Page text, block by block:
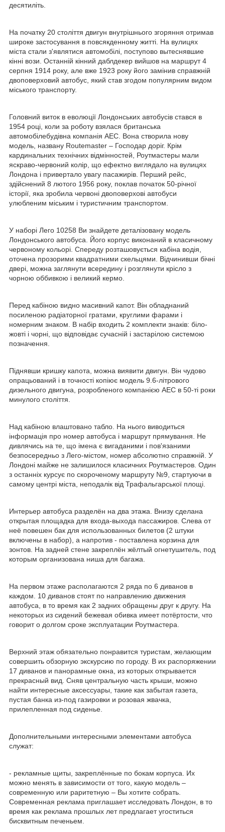
десятиліть.
На початку 20 століття двигун внутрішнього згоряння отримав
широке застосування в повсякденному житті. На вулицях
міста стали з'являтися автомобілі, поступово вытеснявшие
кінні вози. Останній кінний даблдекер вийшов на маршрут 4
серпня 1914 року, але вже 1923 року його замінив справжній
двоповерховий автобус, який став згодом популярним видом
міського транспорту.
Головний виток в еволюції Лондонських автобусів стався в
1954 році, коли за роботу взялася британська
автомобілебудівна компанія AEC. Вона створила нову
модель, названу Routemaster – Господар доріг. Крім
кардинальних технічних відмінностей, Роутмастеры мали
яскраво-червоний колір, що ефектно виглядало на вулицях
Лондона і привертало увагу пасажирів. Перший рейс,
здійснений 8 лютого 1956 року, поклав початок 50-річної
історії, яка зробила червоні двоповерхові автобуси
улюбленим міським і туристичним транспортом.
У наборі Лего 10258 Ви знайдете деталізовану модель
Лондонського автобуса. Його корпус виконаний в класичному
червоному кольорі. Спереду розташовується кабіна водія,
оточена прозорими квадратними скельцями. Відчинивши бічні
двері, можна заглянути всередину і розглянути крісло з
чорною оббивкою і великий кермо.
Перед кабіною видно масивний капот. Він обладнаний
посиленою радіаторної гратами, круглими фарами і
номерним знаком. В набір входить 2 комплекти знаків: біло-
жовті і чорні, що відповідає сучасній і застарілою системою
позначення.
Піднявши кришку капота, можна виявити двигун. Він чудово
опрацьований і в точності копіює модель 9.6-літрового
дизельного двигуна, розробленого компанією AEC в 50-ті роки
минулого століття.
Над кабіною влаштовано табло. На нього виводиться
інформація про номер автобуса і маршрут прямування. Не
дивлячись на те, що імена є вигаданими і пов'язаними
безпосередньо з Лего-містом, номер абсолютно справжній. У
Лондоні майже не залишилося класичних Роутмастеров. Один
з останніх курсує по скороченому маршруту №9, стартуючи в
самому центрі міста, неподалік від Трафальгарської площі.
Интерьер автобуса разделён на два этажа. Внизу сделана
открытая площадка для входа-выхода пассажиров. Слева от
неё повешен бак для использованных билетов (2 штуки
включены в набор), а напротив - поставлена корзина для
зонтов. На задней стене закреплён жёлтый огнетушитель, под
которым организована ниша для багажа.
На первом этаже располагаются 2 ряда по 6 диванов в
каждом. 10 диванов стоят по направлению движения
автобуса, в то время как 2 задних обращены друг к другу. На
некоторых из сидений бежевая обивка имеет потёртости, что
говорит о долгом сроке эксплуатации Роутмастера.
Верхний этаж обязательно понравится туристам, желающим
совершить обзорную экскурсию по городу. В их распоряжении
17 диванов и панорамные окна, из которых открывается
прекрасный вид. Сняв центральную часть крыши, можно
найти интересные аксессуары, такие как забытая газета,
пустая банка из-под газировки и розовая жвачка,
прилепленная под сиденье.
Дополнительными интересными элементами автобуса
служат:
- рекламные щиты, закреплённые по бокам корпуса. Их
можно менять в зависимости от того, какую модель –
современную или раритетную – Вы хотите собрать.
Современная реклама приглашает исследовать Лондон, в то
время как реклама прошлых лет предлагает угоститься
бисквитным печеньем.